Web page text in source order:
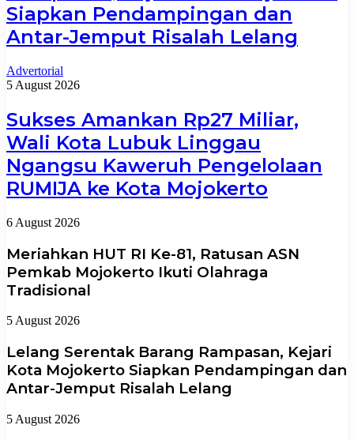
Siapkan Pendampingan dan
Antar-Jemput Risalah Lelang
Advertorial
5 August 2026
Sukses Amankan Rp27 Miliar,
Wali Kota Lubuk Linggau
Ngangsu Kaweruh Pengelolaan
RUMIJA ke Kota Mojokerto
6 August 2026
Meriahkan HUT RI Ke-81, Ratusan ASN
Pemkab Mojokerto Ikuti Olahraga
Tradisional
5 August 2026
Lelang Serentak Barang Rampasan, Kejari
Kota Mojokerto Siapkan Pendampingan dan
Antar-Jemput Risalah Lelang
5 August 2026